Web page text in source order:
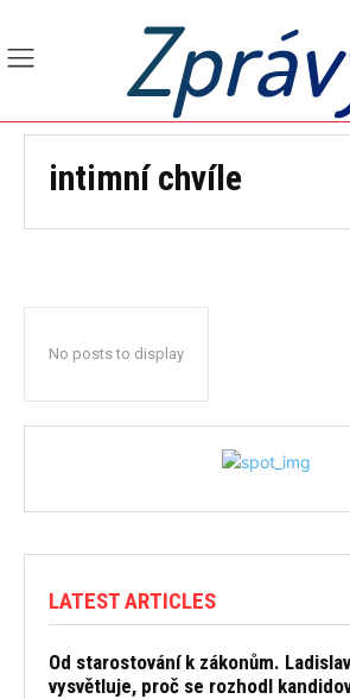
intimní chvíle
No posts to display
LATEST ARTICLES
Od starostování k zákonům.
vysvětluje, proč se rozhodl